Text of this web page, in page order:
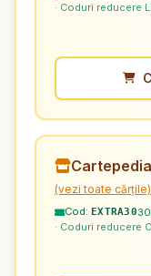
· Coduri reducere
Cartepedia
(vezi toate cărțile)
Cod: EXTRA30
· Coduri reducere